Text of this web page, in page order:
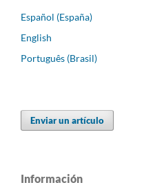
Español (España)
English
Português (Brasil)
Enviar un artículo
Información